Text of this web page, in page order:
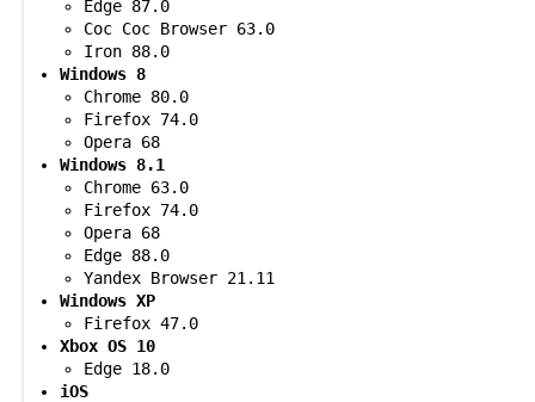
Edge 87.0
Coc Coc Browser 63.0
Iron 88.0
Windows 8
Chrome 80.0
Firefox 74.0
Opera 68
Windows 8.1
Chrome 63.0
Firefox 74.0
Opera 68
Edge 88.0
Yandex Browser 21.11
Windows XP
Firefox 47.0
Xbox OS 10
Edge 18.0
iOS